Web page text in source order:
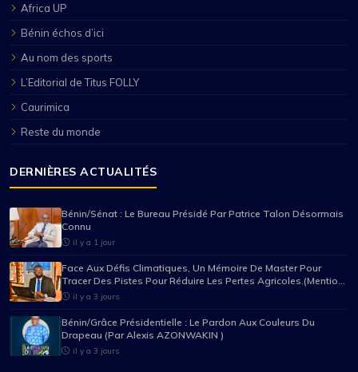
Africa UP
Bénin échos d’ici
Au nom des sports
L’Editorial de Titus FOLLY
Caurimica
Reste du monde
DERNIÈRES ACTUALITÉS
Bénin/Sénat : Le Bureau Présidé Par Patrice Talon Désormais
Connu
il y a 1 jour
Face Aux Défis Climatiques, Un Mémoire De Master Pour
Tracer Des Pistes Pour Réduire Les Pertes Agricoles.(Mention
Très Bien Pour Mario Pancrace Sossou-Houessou)
il y a 3 jours
Bénin/Grâce Présidentielle : Le Pardon Aux Couleurs Du
Drapeau (Par Alexis AZONWAKIN )
il y a 3 jours